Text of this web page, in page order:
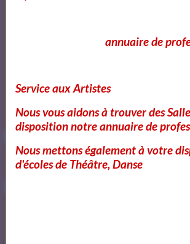
annuaire de
Service aux Artistes
Nous vous aidons à trouver des
disposition notre annuaire de
Nous mettons également à votre
d'écoles de Théâtre, Danse